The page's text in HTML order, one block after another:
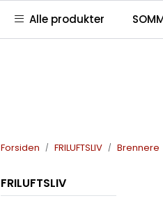
Kontakt oss | Våre butikker |
Alle produkter
Forsiden FRILUFTSLIV Brennere
FRILUFTSLIV